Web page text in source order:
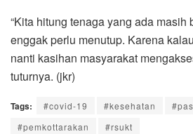
“Kita hitung tenaga yang ada
enggak perlu menutup. Karena
nanti kasihan masyarakat
tuturnya. (jkr)
Tags: #covid-19 #kesehatan
#pemkottarakan
#rsukt